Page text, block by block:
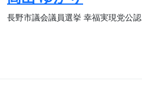
長野市議会議員選挙 幸福実現党公認